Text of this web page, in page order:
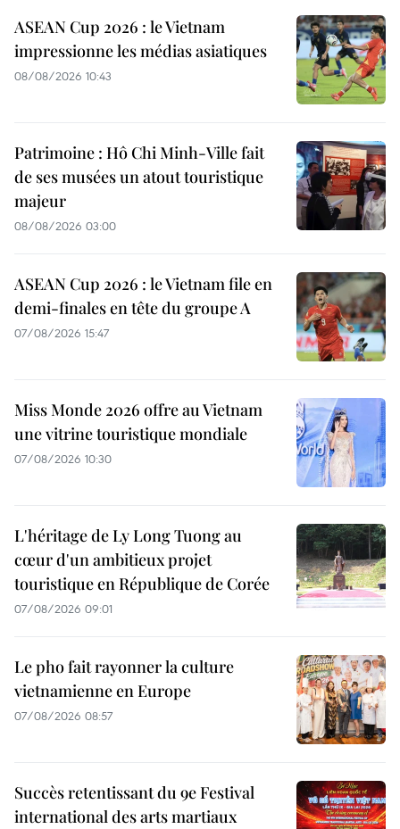
ASEAN Cup 2026 : le Vietnam
impressionne les médias asiatiques
08/08/2026 10:43
Patrimoine : Hô Chi Minh-Ville fait
de ses musées un atout touristique
majeur
08/08/2026 03:00
ASEAN Cup 2026 : le Vietnam file en
demi-finales en tête du groupe A
07/08/2026 15:47
Miss Monde 2026 offre au Vietnam
une vitrine touristique mondiale
07/08/2026 10:30
L'héritage de Ly Long Tuong au
cœur d'un ambitieux projet
touristique en République de Corée
07/08/2026 09:01
Le pho fait rayonner la culture
vietnamienne en Europe
07/08/2026 08:57
Succès retentissant du 9e Festival
international des arts martiaux